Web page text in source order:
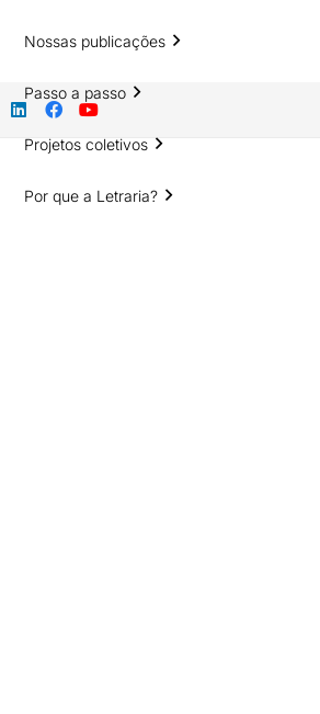
Nossas publicações
Passo a passo
Projetos coletivos
Por que a Letraria?